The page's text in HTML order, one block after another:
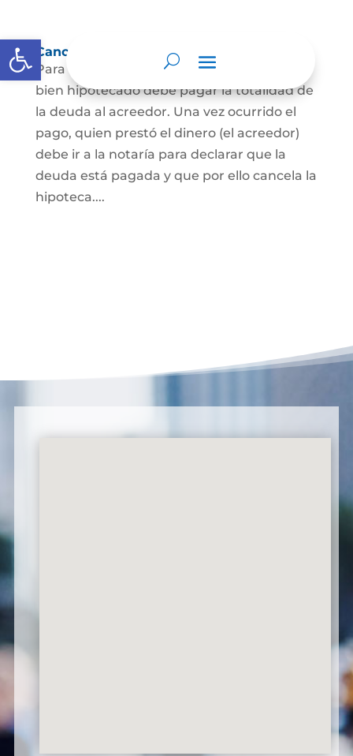
Abrir barra de herramientas
Cancelación de Hipoteca
Para cancelar una hipoteca, el dueño del
bien hipotecado debe pagar la totalidad de
la deuda al acreedor. Una vez ocurrido el
pago, quien prestó el dinero (el acreedor)
debe ir a la notaría para declarar que la
deuda está pagada y que por ello cancela la
hipoteca....